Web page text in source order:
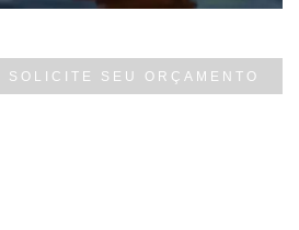
SOLICITE SEU ORÇAMENTO